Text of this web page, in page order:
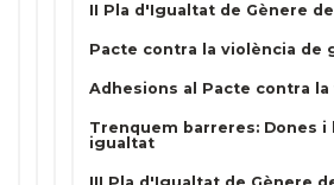
II Pla d'Igualtat de Gènere
Pacte contra la violència de
Adhesions al Pacte contra
Trenquem barreres: Dones i
igualtat